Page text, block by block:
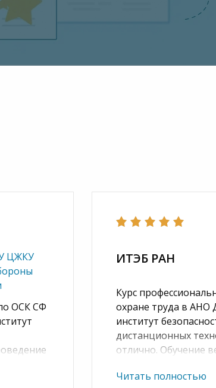
ОСК СФ
ИТЭБ РАН
Курс
охране труда в
институт
дистанционных
отлично. Обучение
слушателю.
Читать полностью